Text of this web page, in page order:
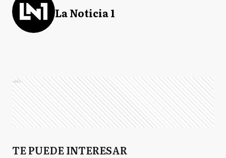
La Noticia 1
Ads
TE PUEDE INTERESAR